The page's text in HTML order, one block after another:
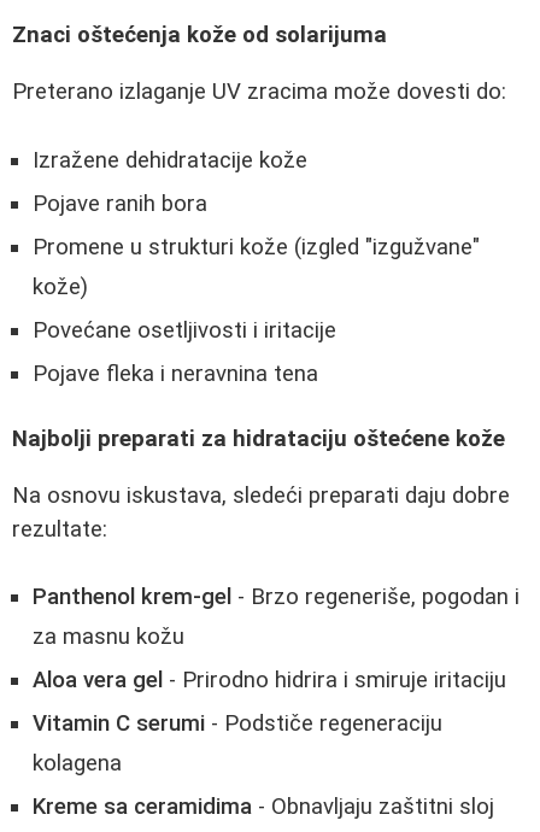
Znaci oštećenja kože od solarijuma
Preterano izlaganje UV zracima može dovesti do:
Izražene dehidratacije kože
Pojave ranih bora
Promene u strukturi kože (izgled "izgužvane"
kože)
Povećane osetljivosti i iritacije
Pojave fleka i neravnina tena
Najbolji preparati za hidrataciju oštećene kože
Na osnovu iskustava, sledeći preparati daju dobre
rezultate:
Panthenol krem-gel - Brzo regeneriše, pogodan i
za masnu kožu
Aloa vera gel - Prirodno hidrira i smiruje iritaciju
Vitamin C serumi - Podstiče regeneraciju
kolagena
Kreme sa ceramidima - Obnavljaju zaštitni sloj